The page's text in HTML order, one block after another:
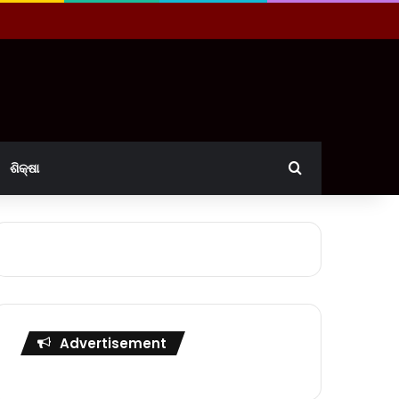
ଶିକ୍ଷା Search for
Advertisement